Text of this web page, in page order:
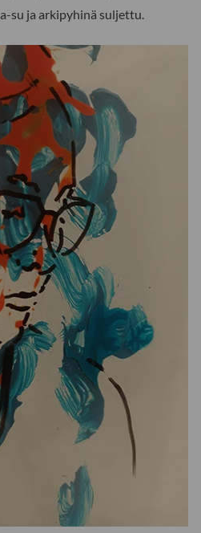
su ja arkipyhinä suljettu.